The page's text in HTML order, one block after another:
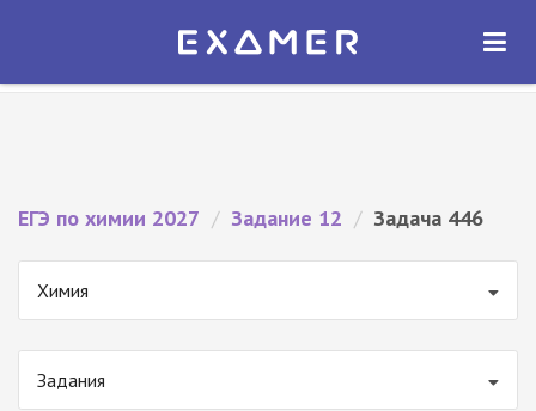
Экзамер — ЕГЭ 2027
ОТКРЫТЬ
ЕГЭ по химии 2027 / Задание 12 / Задача 446
Химия
Задания